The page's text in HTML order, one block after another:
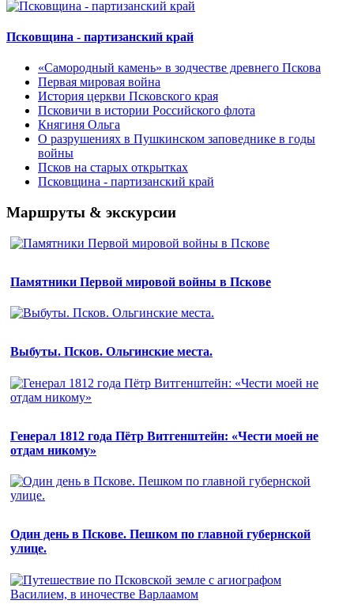
Псковщина - партизанский край
«Самородный камень» в зодчестве древнего Пскова
Первая мировая война
История церкви Псковского края
Псковичи в истории Российского флота
Княгиня Ольга
О разрушениях в Пушкинском заповеднике в годы
войны
Псков на старых открытках
Псковщина - партизанский край
Маршруты & экскурсии
Памятники Первой мировой войны в Пскове
Выбуты. Псков. Ольгинские места.
Генерал 1812 года Пётр Витгенштейн: «Чести моей не
отдам никому»
Один день в Пскове. Пешком по главной губернской
улице.